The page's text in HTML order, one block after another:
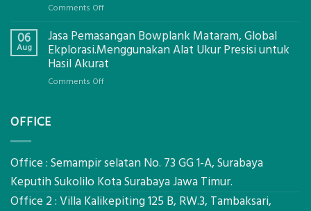
Eksplorasi
Pastikan
Pondasi
Kokoh
Comments Offon
Cooler
Berbasis
Limbah
06
Aug
Jasa Pemasangan Bowplank Mataram, Global
Ekplorasi.Menggunakan Alat Ukur Presisi untuk
Hasil Akurat
Comments Offon
Ekplorasi.Menggunakan
Ukur
Presisi
OFFICE
Office : Semampir selatan No. 73 GG 1-A, Surabaya
Keputih Sukolilo Kota Surabaya Jawa Timur.
Office 2 : Villa Kalikepiting 125 B, RW.3, Tambaksari,